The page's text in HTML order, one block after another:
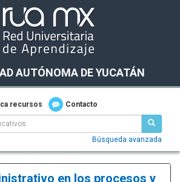
AUTÓNOMA DE YUCATÁN
recursos Contacto
Búsqueda avanzada
en los procesos y